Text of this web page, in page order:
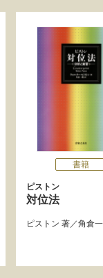
書籍
ピストン
対位法
ピストン 著／角倉